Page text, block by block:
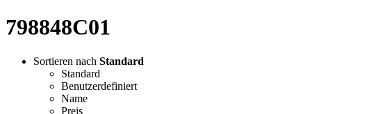
798848C01
Sortieren nach Standard
Standard
Benutzerdefiniert
Name
Preis